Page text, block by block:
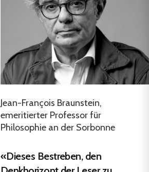
Jean-François Braunstein,
emeritierter Professor für
Philosophie an der Sorbonne
«Dieses Bestreben, den